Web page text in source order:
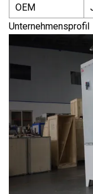
OEM
Unternehmensprofil